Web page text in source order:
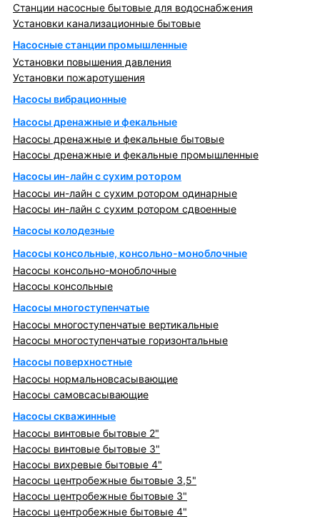
Станции насосные бытовые для водоснабжения
Установки канализационные бытовые
Насосные станции промышленные
Установки повышения давления
Установки пожаротушения
Насосы вибрационные
Насосы дренажные и фекальные
Насосы дренажные и фекальные бытовые
Насосы дренажные и фекальные промышленные
Насосы ин-лайн с сухим ротором
Насосы ин-лайн с сухим ротором одинарные
Насосы ин-лайн с сухим ротором сдвоенные
Насосы колодезные
Насосы консольные, консольно-моноблочные
Насосы консольно-моноблочные
Насосы консольные
Насосы многоступенчатые
Насосы многоступенчатые вертикальные
Насосы многоступенчатые горизонтальные
Насосы поверхностные
Насосы нормальновсасывающие
Насосы самовсасывающие
Насосы скважинные
Насосы винтовые бытовые 2"
Насосы винтовые бытовые 3"
Насосы вихревые бытовые 4"
Насосы центробежные бытовые 3,5"
Насосы центробежные бытовые 3"
Насосы центробежные бытовые 4"